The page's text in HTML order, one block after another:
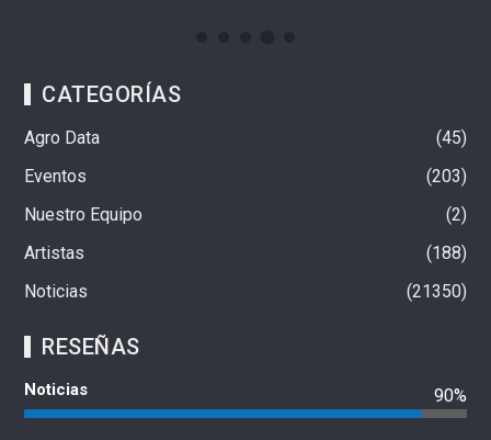
CATEGORÍAS
Agro Data
45
Eventos
203
Nuestro Equipo
2
Artistas
188
Noticias
21350
RESEÑAS
Noticias 90%